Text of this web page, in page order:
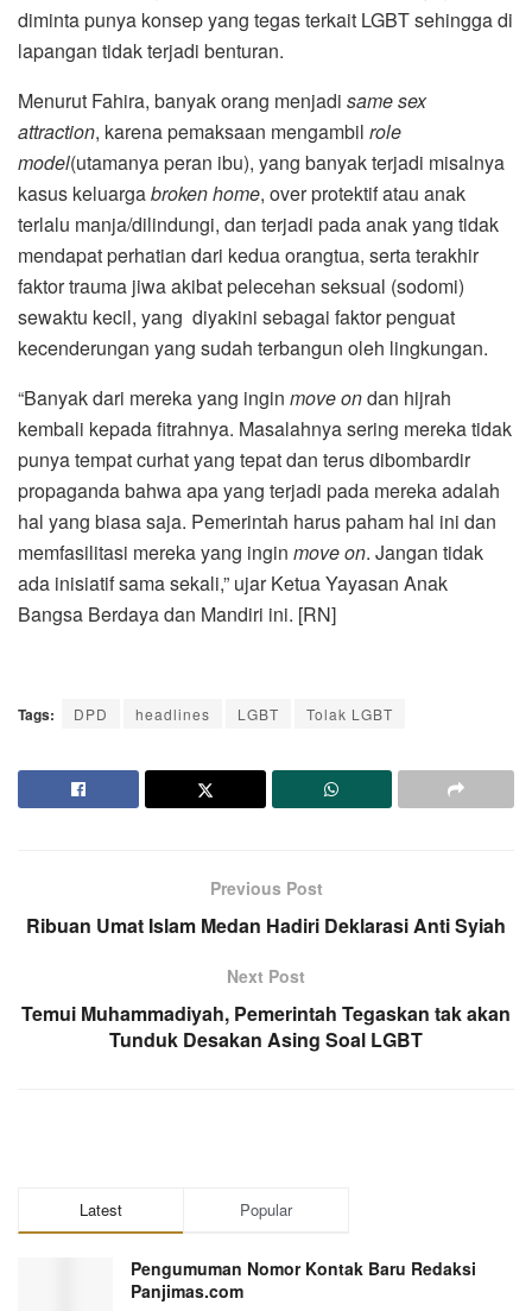
diminta punya konsep yang tegas terkait LGBT sehingga di
lapangan tidak terjadi benturan.
Menurut Fahira, banyak orang menjadi same sex
attraction, karena pemaksaan mengambil role
model(utamanya peran ibu), yang banyak terjadi misalnya
kasus keluargabroken home, over protektif atau anak
terlalu manja/dilindungi, dan terjadi pada anak yang tidak
mendapat perhatian dari kedua orangtua, serta terakhir
faktor trauma jiwa akibat pelecehan seksual (sodomi)
sewaktu kecil, yang diyakini sebagai faktor penguat
kecenderungan yang sudah terbangun oleh lingkungan.
“Banyak dari mereka yang ingin move ondan hijrah
kembali kepada fitrahnya. Masalahnya sering mereka tidak
punya tempat curhat yang tepat dan terus dibombardir
propaganda bahwa apa yang terjadi pada mereka adalah
hal yang biasa saja. Pemerintah harus paham hal ini dan
memfasilitasi mereka yang ingin move on. Jangan tidak
ada inisiatif sama sekali,” ujar Ketua Yayasan Anak
Bangsa Berdaya dan Mandiri ini. [RN]
Tags: DPD headlines LGBT Tolak LGBT
Previous Post
Ribuan Umat Islam Medan Hadiri Deklarasi Anti Syiah
Next Post
Temui Muhammadiyah, Pemerintah Tegaskan tak akan
Tunduk Desakan Asing Soal LGBT
Latest Popular
Pengumuman Nomor Kontak Baru Redaksi
Panjimas.com